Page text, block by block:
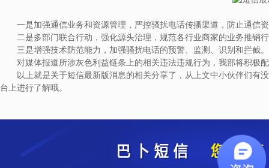
一是加强通信业务和资源管理，严控骚扰电话传播渠道，防止通信
二是多部门联合行动，强化源头治理，规范各行业商家的业务推销
三是增强技术防范能力，加强骚扰电话的预警、监测、识别和拦截。
对媒体报道所涉灰色利益链条上的相关违法违规行为，我部将积极
以上就是关于短信最新版消息的相关分享了，从上文中小伙伴们有
台上进行了解哦。